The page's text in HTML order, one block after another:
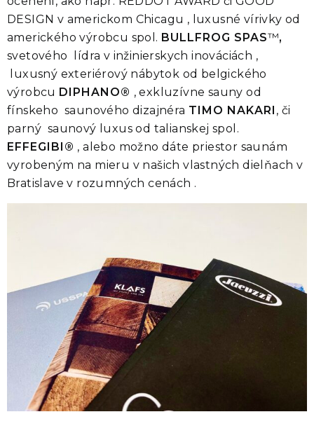
DESIGN v americkom Chicagu , luxusné vírivky od
amerického výrobcu spol. BULLFROG SPAS™,
svetového lídra v inžinierskych inováciách ,
luxusný exteriérový nábytok od belgického
výrobcu DIPHANO® , exkluzívne sauny od
fínskeho saunového dizajnéra TIMO NAKARI , či
parný saunový luxus od talianskej spol.
EFFEGIBI® , alebo možno dáte priestor saunám
vyrobeným na mieru v našich vlastných dielňach v
Bratislave v rozumných cenách .